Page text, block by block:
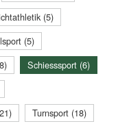
(5)
(5)
Schiesssport (6)
Turnsport (18)